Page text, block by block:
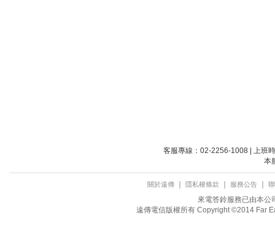
客服專線：02-2256-1008 | 上班
本
關於遠傳｜ 隱私權條款 服務公告｜
來電答鈴服務已由本公
遠傳電信版權所有 Copyright ©2014 Far